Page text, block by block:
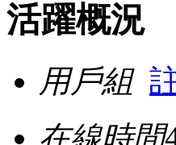
活躍概況
用戶組
在線時間